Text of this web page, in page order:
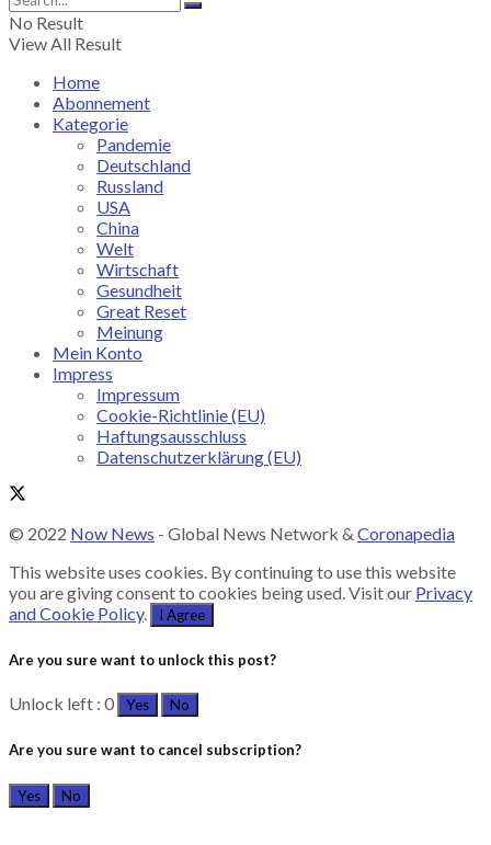
No Result
View All Result
Home
Abonnement
Kategorie
Pandemie
Deutschland
Russland
USA
China
Welt
Wirtschaft
Gesundheit
Great Reset
Meinung
Mein Konto
Impress
Impressum
Cookie-Richtlinie (EU)
Haftungsausschluss
Datenschutzerklärung (EU)
© 2022 Now News - Global News Network & Coronapedia
This website uses cookies. By continuing to use this website
you are giving consent to cookies being used. Visit our Privacy
and Cookie Policy. I Agree
Are you sure want to unlock this post?
Unlock left : 0 Yes No
Are you sure want to cancel subscription?
Yes No